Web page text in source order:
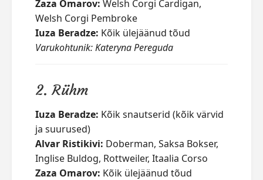
Zaza Omarov: Welsh Corgi Cardigan,
Welsh Corgi Pembroke
Iuza Beradze: Kõik ülejäänud tõud
Varukohtunik: Kateryna Pereguda
2. Rühm
Iuza Beradze: Kõik snautserid (kõik värvid
ja suurused)
Alvar Ristikivi: Doberman, Saksa Bokser,
Inglise Buldog, Rottweiler, Itaalia Corso
Zaza Omarov: Kõik ülejäänud tõud